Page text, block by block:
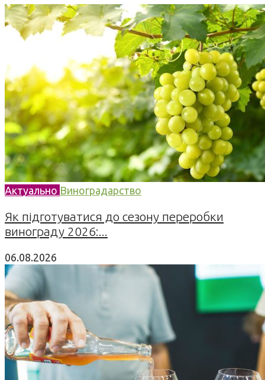
Актуально Виноградарство
Як підготуватися до сезону переробки
винограду 2026:...
06.08.2026